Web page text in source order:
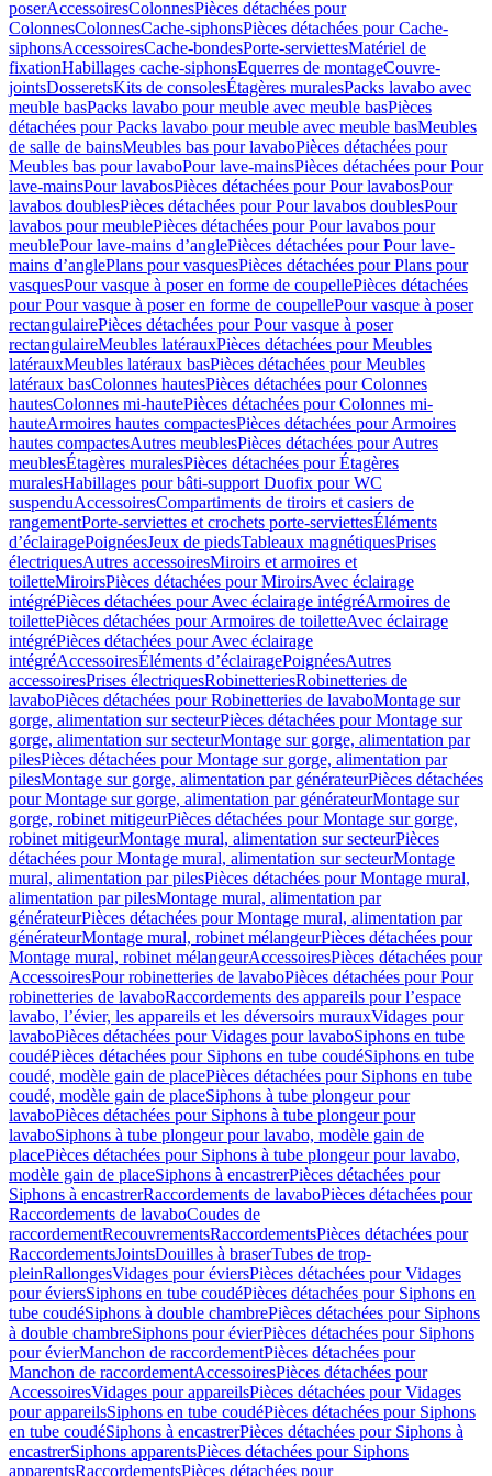
poserAccessoiresColonnesPièces détachées pour
ColonnesColonnesCache-siphonsPièces détachées pour Cache-
siphonsAccessoiresCache-bondesPorte-serviettesMatériel de
fixationHabillages cache-siphonsEquerres de montageCouvre-
jointsDosseretsKits de consolesÉtagères muralesPacks lavabo avec
meuble basPacks lavabo pour meuble avec meuble basPièces
détachées pour Packs lavabo pour meuble avec meuble basMeubles
de salle de bainsMeubles bas pour lavaboPièces détachées pour
Meubles bas pour lavaboPour lave-mainsPièces détachées pour Pour
lave-mainsPour lavabosPièces détachées pour Pour lavabosPour
lavabos doublesPièces détachées pour Pour lavabos doublesPour
lavabos pour meublePièces détachées pour Pour lavabos pour
meublePour lave-mains d’anglePièces détachées pour Pour lave-
mains d’anglePlans pour vasquesPièces détachées pour Plans pour
vasquesPour vasque à poser en forme de coupellePièces détachées
pour Pour vasque à poser en forme de coupellePour vasque à poser
rectangulairePièces détachées pour Pour vasque à poser
rectangulaireMeubles latérauxPièces détachées pour Meubles
latérauxMeubles latéraux basPièces détachées pour Meubles
latéraux basColonnes hautesPièces détachées pour Colonnes
hautesColonnes mi-hautePièces détachées pour Colonnes mi-
hauteArmoires hautes compactesPièces détachées pour Armoires
hautes compactesAutres meublesPièces détachées pour Autres
meublesÉtagères muralesPièces détachées pour Étagères
muralesHabillages pour bâti-support Duofix pour WC
suspenduAccessoiresCompartiments de tiroirs et casiers de
rangementPorte-serviettes et crochets porte-serviettesÉléments
d’éclairagePoignéesJeux de piedsTableaux magnétiquesPrises
électriquesAutres accessoiresMiroirs et armoires et
toiletteMiroirsPièces détachées pour MiroirsAvec éclairage
intégréPièces détachées pour Avec éclairage intégréArmoires de
toilettePièces détachées pour Armoires de toiletteAvec éclairage
intégréPièces détachées pour Avec éclairage
intégréAccessoiresÉléments d’éclairagePoignéesAutres
accessoiresPrises électriquesRobinetteriesRobinetteries de
lavaboPièces détachées pour Robinetteries de lavaboMontage sur
gorge, alimentation sur secteurPièces détachées pour Montage sur
gorge, alimentation sur secteurMontage sur gorge, alimentation par
pilesPièces détachées pour Montage sur gorge, alimentation par
pilesMontage sur gorge, alimentation par générateurPièces détachées
pour Montage sur gorge, alimentation par générateurMontage sur
gorge, robinet mitigeurPièces détachées pour Montage sur gorge,
robinet mitigeurMontage mural, alimentation sur secteurPièces
détachées pour Montage mural, alimentation sur secteurMontage
mural, alimentation par pilesPièces détachées pour Montage mural,
alimentation par pilesMontage mural, alimentation par
générateurPièces détachées pour Montage mural, alimentation par
générateurMontage mural, robinet mélangeurPièces détachées pour
Montage mural, robinet mélangeurAccessoiresPièces détachées pour
AccessoiresPour robinetteries de lavaboPièces détachées pour Pour
robinetteries de lavaboRaccordements des appareils pour l’espace
lavabo, l’évier, les appareils et les déversoirs murauxVidages pour
lavaboPièces détachées pour Vidages pour lavaboSiphons en tube
coudéPièces détachées pour Siphons en tube coudéSiphons en tube
coudé, modèle gain de placePièces détachées pour Siphons en tube
coudé, modèle gain de placeSiphons à tube plongeur pour
lavaboPièces détachées pour Siphons à tube plongeur pour
lavaboSiphons à tube plongeur pour lavabo, modèle gain de
placePièces détachées pour Siphons à tube plongeur pour lavabo,
modèle gain de placeSiphons à encastrerPièces détachées pour
Siphons à encastrerRaccordements de lavaboPièces détachées pour
Raccordements de lavaboCoudes de
raccordementRecouvrementsRaccordementsPièces détachées pour
RaccordementsJointsDouilles à braserTubes de trop-
pleinRallongesVidages pour éviersPièces détachées pour Vidages
pour éviersSiphons en tube coudéPièces détachées pour Siphons en
tube coudéSiphons à double chambrePièces détachées pour Siphons
à double chambreSiphons pour évierPièces détachées pour Siphons
pour évierManchon de raccordementPièces détachées pour
Manchon de raccordementAccessoiresPièces détachées pour
AccessoiresVidages pour appareilsPièces détachées pour Vidages
pour appareilsSiphons en tube coudéPièces détachées pour Siphons
en tube coudéSiphons à encastrerPièces détachées pour Siphons à
encastrerSiphons apparentsPièces détachées pour Siphons
apparentsRaccordementsPièces détachées pour